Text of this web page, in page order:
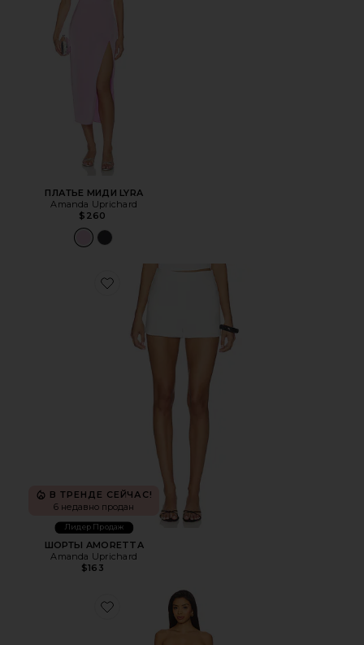
ПЛАТЬЕ МИДИ LYRA
Amanda Uprichard
$260
Favorite ШОРТЫ AMORETTA
В ТРЕНДЕ СЕЙЧАС!
6 недавно продан
Лидер Продаж
ШОРТЫ AMORETTA
Amanda Uprichard
$163
Favorite РОМПЕР FAE